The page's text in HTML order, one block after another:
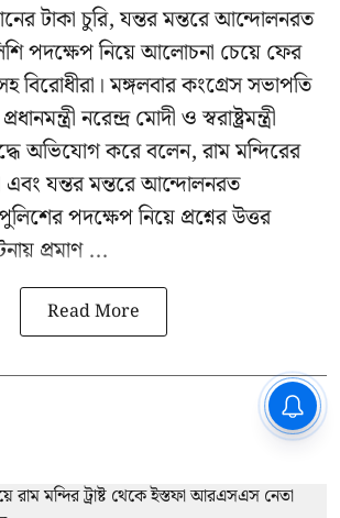
টাকা চুরি, যন্তর মন্তরে আন্দোলনরত
পদক্ষেপ নিয়ে আলোচনা চেয়ে ফের
বিরোধীরা। মঙ্গলবার কংগ্রেস সভাপতি
নরেন্দ্র মোদী ও স্বরাষ্ট্রমন্ত্রী
অভিযোগ করে বলেন, রাম মন্দিরের
এবং যন্তর মন্তরে আন্দোলনরত
পদক্ষেপ নিয়ে প্রশ্নের উত্তর
প্রমাণ ...
Read More